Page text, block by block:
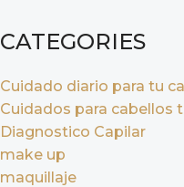
CATEGORIES
Cuidado diario para tu
Cuidados para cabellos
Diagnostico Capilar
make up
maquillaje